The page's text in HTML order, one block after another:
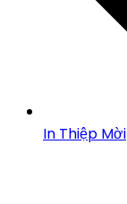
In Thiệp Mời